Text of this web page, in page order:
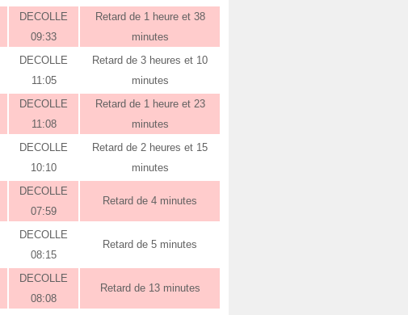
DECOLLE
09:33
Retard de 1 heure et 38
minutes
DECOLLE
11:05
Retard de 3 heures et 10
minutes
DECOLLE
11:08
Retard de 1 heure et 23
minutes
DECOLLE
10:10
Retard de 2 heures et 15
minutes
DECOLLE
07:59
Retard de 4 minutes
DECOLLE
08:15
Retard de 5 minutes
DECOLLE
08:08
Retard de 13 minutes